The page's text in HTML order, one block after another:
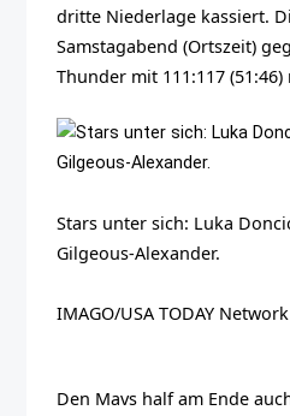
dritte Niederlage kassiert.
Samstagabend (Ortszeit)
Thunder mit 111:117
Stars unter sich: Luka
Gilgeous-Alexander.
IMAGO/USA TODAY Network
Den Mavs half am Ende